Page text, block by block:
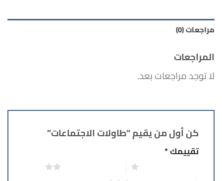
مراجعات (0)
المراجعات
لا توجد مراجعات بعد.
كن أول من يقيم “طاولات الاجتماعات”
تقييمك*